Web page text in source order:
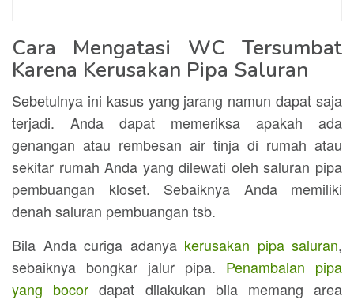
Cara Mengatasi WC Tersumbat
Karena Kerusakan Pipa Saluran
Sebetulnya ini kasus yang jarang namun dapat saja
terjadi. Anda dapat memeriksa apakah ada
genangan atau rembesan air tinja di rumah atau
sekitar rumah Anda yang dilewati oleh saluran pipa
pembuangan kloset. Sebaiknya Anda memiliki
denah saluran pembuangan tsb.
Bila Anda curiga adanya kerusakan pipa saluran,
sebaiknya bongkar jalur pipa. Penambalan pipa
yang bocor dapat dilakukan bila memang area